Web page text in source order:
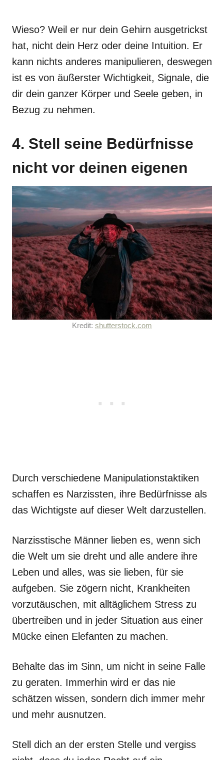
Wieso? Weil er nur dein Gehirn ausgetrickst
hat, nicht dein Herz oder deine Intuition. Er
kann nichts anderes manipulieren, deswegen
ist es von äußerster Wichtigkeit, Signale, die
dir dein ganzer Körper und Seele geben, in
Bezug zu nehmen.
4. Stell seine Bedürfnisse
nicht vor deinen eigenen
Kredit: shutterstock.com
Durch verschiedene Manipulationstaktiken
schaffen es Narzissten, ihre Bedürfnisse als
das Wichtigste auf dieser Welt darzustellen.
Narzisstische Männer lieben es, wenn sich
die Welt um sie dreht und alle andere ihre
Leben und alles, was sie lieben, für sie
aufgeben. Sie zögern nicht, Krankheiten
vorzutäuschen, mit alltäglichem Stress zu
übertreiben und in jeder Situation aus einer
Mücke einen Elefanten zu machen.
Behalte das im Sinn, um nicht in seine Falle
zu geraten. Immerhin wird er das nie
schätzen wissen, sondern dich immer mehr
und mehr ausnutzen.
Stell dich an der ersten Stelle und vergiss